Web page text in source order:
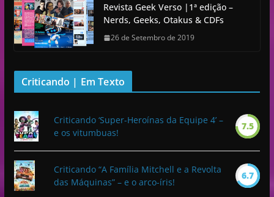
Revista Geek Verso |1ª edição –
Nerds, Geeks, Otakus & CDFs
26 de Setembro de 2019
Criticando | Em Texto
Criticando ‘Super-Heroínas da Equipe 4’ –
e os vitumbuas!
7.5
Criticando “A Família Mitchell e a Revolta
das Máquinas” – e o arco-íris!
6.7